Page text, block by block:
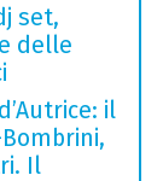
set,
delle
il
Il